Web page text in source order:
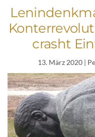
crasht
13. März 2020 |